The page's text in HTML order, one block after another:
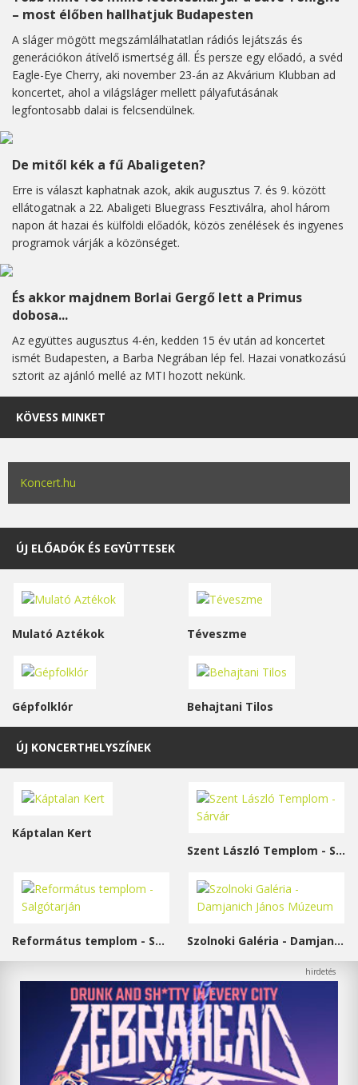
– most élőben hallhatjuk Budapesten
A sláger mögött megszámlálhatatlan rádiós lejátszás és
generációkon átívelő ismertség áll. És persze egy előadó, a svéd
Eagle-Eye Cherry, aki november 23-án az Akvárium Klubban ad
koncertet, ahol a világsláger mellett pályafutásának
legfontosabb dalai is felcsendülnek.
De mitől kék a fű Abaligeten?
Erre is választ kaphatnak azok, akik augusztus 7. és 9. között
ellátogatnak a 22. Abaligeti Bluegrass Fesztiválra, ahol három
napon át hazai és külföldi előadók, közös zenélések és ingyenes
programok várják a közönséget.
És akkor majdnem Borlai Gergő lett a Primus
dobosa...
Az együttes augusztus 4-én, kedden 15 év után ad koncertet
ismét Budapesten, a Barba Negrában lép fel. Hazai vonatkozású
sztorit az ajánló mellé az MTI hozott nekünk.
KÖVESS MINKET
Koncert.hu
ÚJ ELŐADÓK ÉS EGYÜTTESEK
Mulató Aztékok Téveszme
Gépfolklór Behajtani Tilos
ÚJ KONCERTHELYSZÍNEK
Káptalan Kert
Szent László Templom - Sárvár
Református templom - Salgótarján Szolnoki Galéria - Damjanich János Múzeum